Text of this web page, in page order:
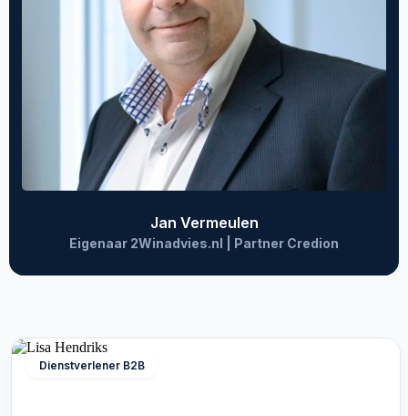
Jan Vermeulen
Eigenaar 2Winadvies.nl | Partner Credion
Dienstverlener B2B